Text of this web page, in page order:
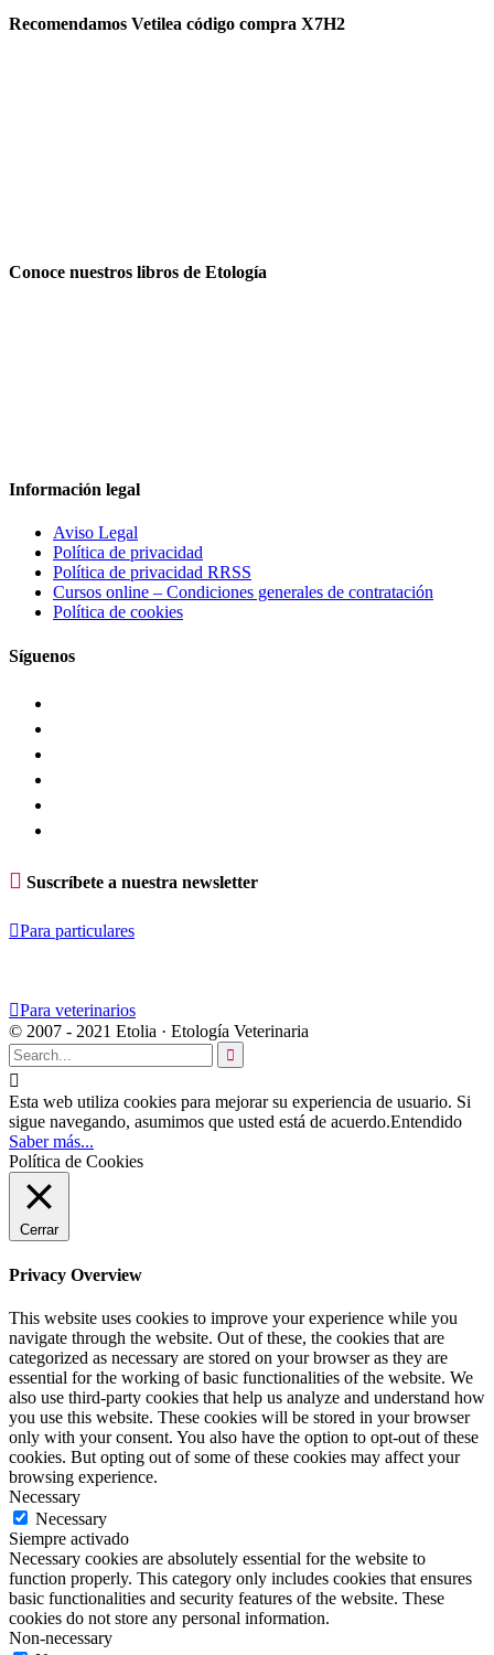
Recomendamos Vetilea código compra X7H2
Conoce nuestros libros de Etología
Información legal
Aviso Legal
Política de privacidad
Política de privacidad RRSS
Cursos online – Condiciones generales de contratación
Política de cookies
Síguenos
 Suscríbete a nuestra newsletter
Para particulares
Para veterinarios
© 2007 - 2021 Etolia · Etología Veterinaria


Esta web utiliza cookies para mejorar su experiencia de usuario. Si
sigue navegando, asumimos que usted está de acuerdo.Entendido
Saber más...
Política de Cookies
Cerrar
Privacy Overview
This website uses cookies to improve your experience while you
navigate through the website. Out of these, the cookies that are
categorized as necessary are stored on your browser as they are
essential for the working of basic functionalities of the website. We
also use third-party cookies that help us analyze and understand how
you use this website. These cookies will be stored in your browser
only with your consent. You also have the option to opt-out of these
cookies. But opting out of some of these cookies may affect your
browsing experience.
Necessary
Necessary
Siempre activado
Necessary cookies are absolutely essential for the website to
function properly. This category only includes cookies that ensures
basic functionalities and security features of the website. These
cookies do not store any personal information.
Non-necessary